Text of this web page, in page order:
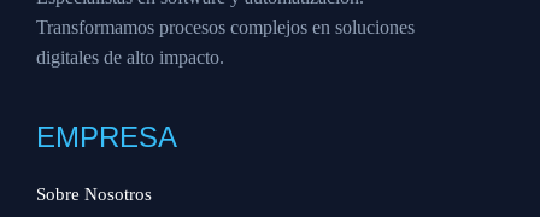
Transformamos procesos complejos en soluciones
digitales de alto impacto.
EMPRESA
Sobre Nosotros